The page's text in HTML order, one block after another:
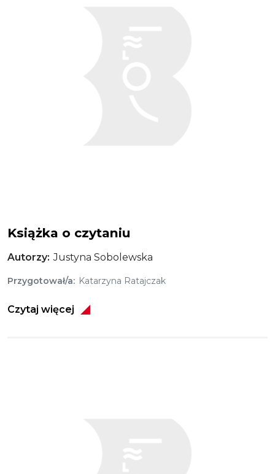
Książka o czytaniu
Autorzy Justyna Sobolewska
Przygotował/a Katarzyna Ratajczak
Czytaj więcej